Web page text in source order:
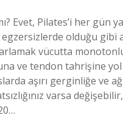
Evet, Pilates’i her gün
egzersizlerde olduğu gibi
vücutta
ve tendon tahrişine yol
aşırı gerginliğe ve
varsa